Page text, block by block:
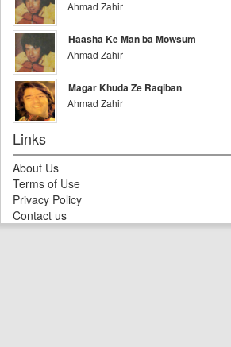
Ahmad Zahir
Haasha Ke Man ba Mowsum
Ahmad Zahir
Magar Khuda Ze Raqiban
Ahmad Zahir
Links
About Us
Terms of Use
Privacy Policy
Contact us